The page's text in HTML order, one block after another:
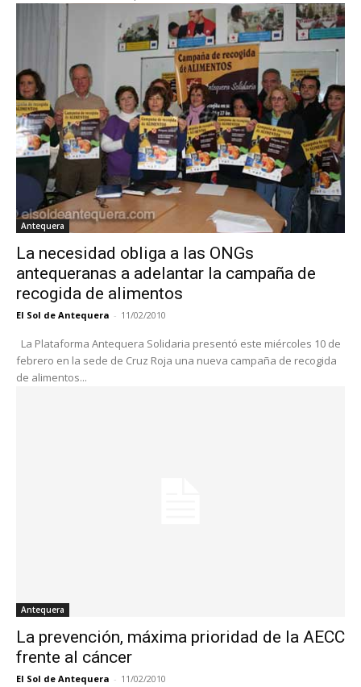
Antequera
La necesidad obliga a las ONGs
antequeranas a adelantar la campaña de
recogida de alimentos
El Sol de Antequera - 11/02/2010
La Plataforma Antequera Solidaria presentó este miércoles 10 de
febrero en la sede de Cruz Roja una nueva campaña de recogida
de alimentos...
Antequera
La prevención, máxima prioridad de la AECC
frente al cáncer
El Sol de Antequera - 11/02/2010